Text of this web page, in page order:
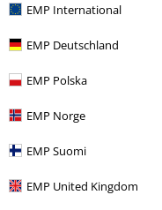
EMP International
EMP Deutschland
EMP Polska
EMP Norge
EMP Suomi
EMP United Kingdom
Enviar comentario
Mola!
En clásico de camiseta!